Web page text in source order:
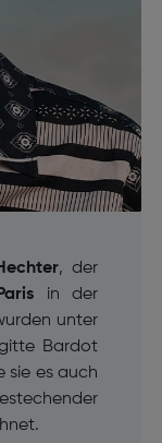
, der
in der
unter
Bardot
sie es auch